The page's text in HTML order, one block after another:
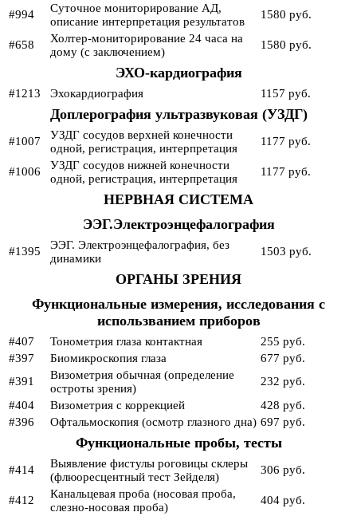
#994
Суточное мониторирование АД,
описание интерпретация результатов
1580 руб.
#658
Холтер-мониторирование 24 часа на
дому (с заключением)
1580 руб.
ЭХО-кардиография
#1213 Эхокардиография 1157 руб.
Доплерография ультразвуковая (УЗДГ)
#1007
УЗДГ сосудов верхней конечности
одной, регистрация, интерпретация
1177 руб.
#1006
УЗДГ сосудов нижней конечности
одной, регистрация, интерпретация
1177 руб.
НЕРВНАЯ СИСТЕМА
ЭЭГ.Электроэнцефалография
#1395
ЭЭГ. Электроэнцефалография, без
динамики
1503 руб.
ОРГАНЫ ЗРЕНИЯ
Функциональные измерения, исследования с
использванием приборов
#407 Тонометрия глаза контактная
255 руб.
#397
Биомикроскопия глаза
677 руб.
#391
Визометрия обычная (определение
остроты зрения)
232 руб.
#404
Визометрия с коррекцией
428 руб.
#396
Офтальмоскопия (осмотр глазного дна) 697 руб.
Функциональные пробы, тесты
#414
Выявление фистулы роговицы склеры
(флюоресцентный тест Зейделя)
306 руб.
#412
Канальцевая проба (носовая проба,
слезно-носовая проба)
404 руб.